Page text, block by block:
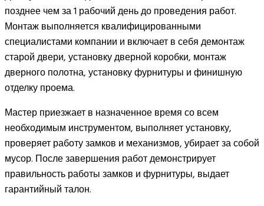
позднее чем за 1 рабочий день до проведения работ.
Монтаж выполняется квалифицированными
специалистами компании и включает в себя демонтаж
старой двери, установку дверной коробки, монтаж
дверного полотна, установку фурнитуры и финишную
отделку проема.
Мастер приезжает в назначенное время со всем
необходимым инструментом, выполняет установку,
проверяет работу замков и механизмов, убирает за собой
мусор. После завершения работ демонстрирует
правильность работы замков и фурнитуры, выдает
гарантийный талон.